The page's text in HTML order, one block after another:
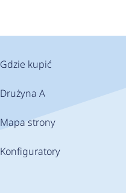
Gdzie kupić
Drużyna A
Mapa strony
Konfiguratory